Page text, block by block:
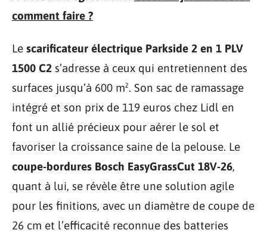
comment faire ?
Le scarificateur électrique Parkside 2 en 1 PLV
1500 C2 s’adresse à ceux qui entretiennent des
surfaces jusqu’à 600 m². Son sac de ramassage
intégré et son prix de 119 euros chez Lidl en
font un allié précieux pour aérer le sol et
favoriser la croissance saine de la pelouse. Le
coupe-bordures Bosch EasyGrassCut 18V-26,
quant à lui, se révèle être une solution agile
pour les finitions, avec un diamètre de coupe de
26 cm et l’efficacité reconnue des batteries